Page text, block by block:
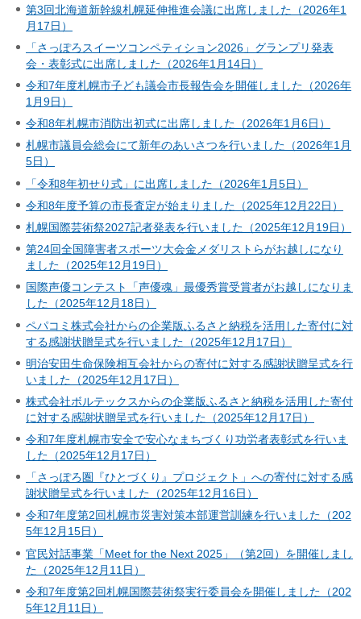
第3回北海道新幹線札幌延伸推進会議に出席しました（2026年1
月17日）
「さっぽろスイーツコンペティション2026」グランプリ発表
会・表彰式に出席しました（2026年1月14日）
令和7年度札幌市子ども議会市長報告会を開催しました（2026年
1月9日）
令和8年札幌市消防出初式に出席しました（2026年1月6日）
札幌市議員会総会にて新年のあいさつを行いました（2026年1月
5日）
「令和8年初せり式」に出席しました（2026年1月5日）
令和8年度予算の市長査定が始まりました（2025年12月22日）
札幌国際芸術祭2027記者発表を行いました（2025年12月19日）
第24回全国障害者スポーツ大会金メダリストらがお越しになり
ました（2025年12月19日）
国際声優コンテスト「声優魂」最優秀賞受賞者がお越しになりま
した（2025年12月18日）
ペパコミ株式会社からの企業版ふるさと納税を活用した寄付に対
する感謝状贈呈式を行いました（2025年12月17日）
明治安田生命保険相互会社からの寄付に対する感謝状贈呈式を行
いました（2025年12月17日）
株式会社ボルテックスからの企業版ふるさと納税を活用した寄付
に対する感謝状贈呈式を行いました（2025年12月17日）
令和7年度札幌市安全で安心なまちづくり功労者表彰式を行いま
した（2025年12月17日）
「さっぽろ圏『ひとづくり』プロジェクト」への寄付に対する感
謝状贈呈式を行いました（2025年12月16日）
令和7年度第2回札幌市災害対策本部運営訓練を行いました（202
5年12月15日）
官民対話事業「Meet for the Next 2025」（第2回）を開催しまし
た（2025年12月11日）
令和7年度第2回札幌国際芸術祭実行委員会を開催しました（202
5年12月11日）